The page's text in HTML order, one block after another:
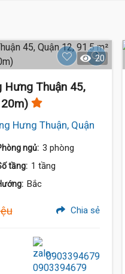
20
Hưng Thuận 45,
20m)
Hưng Thuận, Quận
ngủ: 3 phòng
tầng: 1 tầng
Bắc
Chia sẻ
0903394679